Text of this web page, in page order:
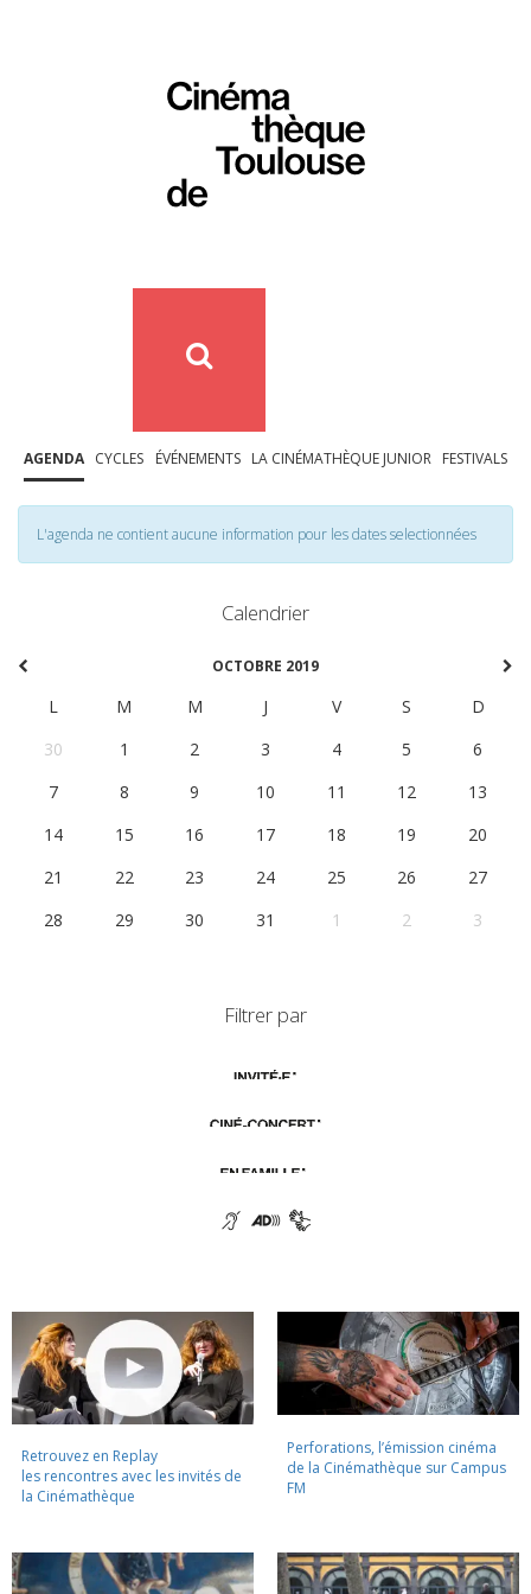
AGENDA CYCLES ÉVÉNEMENTS LA CINÉMATHÈQUE JUNIOR FESTIVALS
L'agenda ne contient aucune information pour les dates selectionnées
Calendrier
OCTOBRE 2019
L M M J V S
D
30
1 2 3 4 5
6
7
8 9 10 11 12
13
14
15 16 17 18 19
20
21
22 23 24 25 26
27
28
29 30 31 1 2 3
Filtrer par
Retrouvez en Replay
les rencontres avec les invités de
la Cinémathèque
Perforations, l’émission cinéma
de la Cinémathèque sur Campus
FM